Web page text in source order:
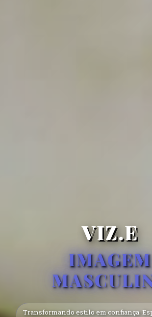
VIZ.E
IMAGEM
Transformando estilo em confiança.